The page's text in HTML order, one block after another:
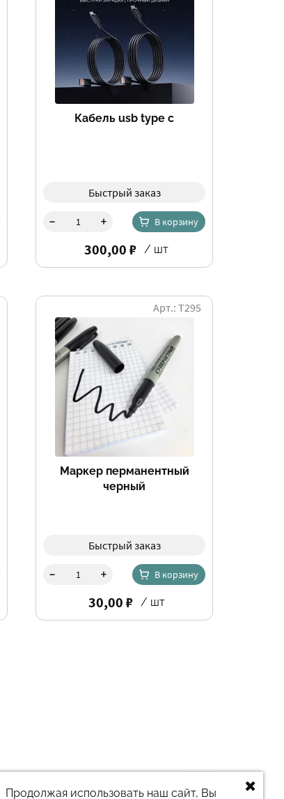
Кабель usb type c
Быстрый заказ
- + В корзину
300,00 ₽ / шт
Маркер перманентный
черный
Арт.: Т295
Быстрый заказ
- + В корзину
30,00 ₽ / шт
Заказать звонок
Продолжая использовать наш сайт, Вы